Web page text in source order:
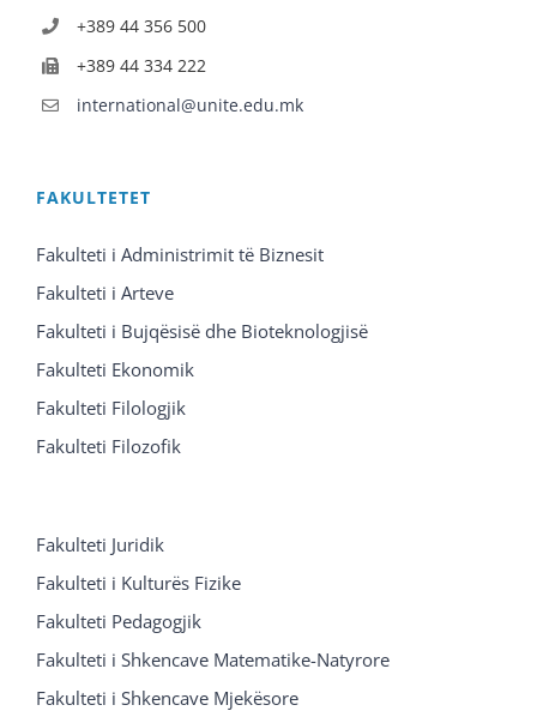
+389 44 356 500
+389 44 334 222
international@unite.edu.mk
FAKULTETET
Fakulteti i Administrimit të Biznesit
Fakulteti i Arteve
Fakulteti i Bujqësisë dhe Bioteknologjisë
Fakulteti Ekonomik
Fakulteti Filologjik
Fakulteti Filozofik
Fakulteti Juridik
Fakulteti i Kulturës Fizike
Fakulteti Pedagogjik
Fakulteti i Shkencave Matematike-Natyrore
Fakulteti i Shkencave Mjekësore